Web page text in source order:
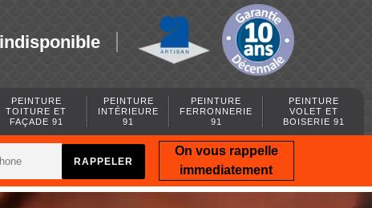
indisponible
PEINTURE
TOITURE ET
FAÇADE 91
PEINTURE
INTÉRIEURE
91
PEINTURE
FERRONNERIE
91
PEINTURE
VOLET ET
BOISERIE 91
On vous rappelle
immediatement